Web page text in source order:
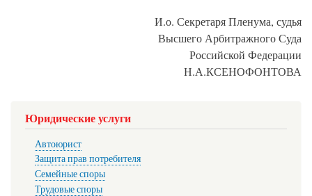
И.о. Секретаря Пленума, судья
Высшего Арбитражного Суда
Российской Федерации
Н.А.КСЕНОФОНТОВА
Юридические услуги
Автоюрист
Защита прав потребителя
Семейные споры
Трудовые споры